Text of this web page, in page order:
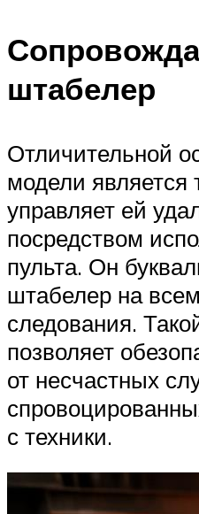
штабелер
Отличительной
модели является
управляет ей
посредством
пульта. Он
штабелер на
следования.
позволяет
от несчастных
с техники.